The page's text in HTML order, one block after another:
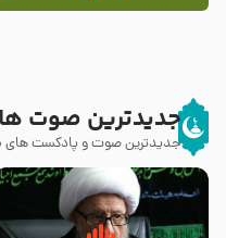
جدیدترین صوت ها
جدیدترین صوت و پادکست های